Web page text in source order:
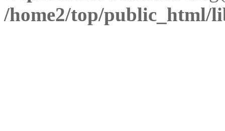
/home2/top/public_html/